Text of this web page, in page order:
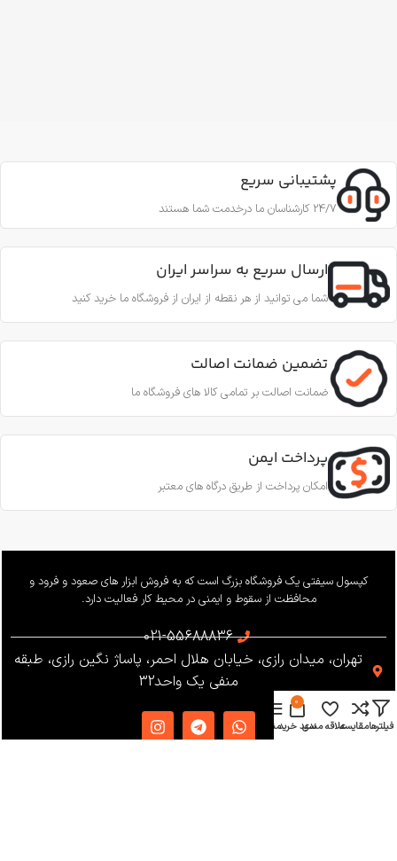
پشتیبانی سریع
24/7 کارشناسان ما درخدمت شما هستند
ارسال سریع به سراسر ایران
شما می توانید از هر نقطه از ایران از فروشگاه ما خرید کنید
تضمین ضمانت اصالت
ضمانت اصالت بر تمامی کالا های فروشگاه ما
پرداخت ایمن
امکان پرداخت از طریق درگاه های معتبر
کپسول سیفتی یک فروشگاه بزرگ است که به فروش ابزار های صعود و فرود و
محافظت از سقوط و ایمنی در محیط کار فعالیت دارد.
021-55688836
تهران، میدان رازی، خیابان هلال احمر، پاساژ نگین رازی، طبقه
منفی یک واحد32
فیلترهامقایسهعلاقه مندی
0
سبد خریدمنو